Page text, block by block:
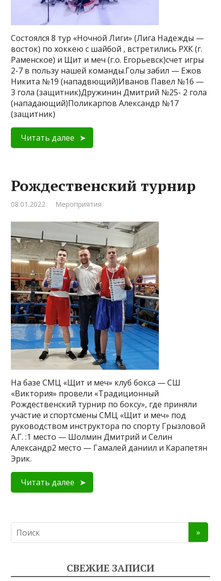
Состоялся 8 тур «Ночной Лиги» (Лига Надежды —
восток) по хоккею с шайбой , встретились РХК (г.
Раменское) и Щит и меч (г.о. Егорьевск)счет игры
2-7 в пользу нашей команды.Голы забил — Ежов
Никита №19 (нападвющий)Иванов Павел №16 —
3 гола (защитник)Дружинин Дмитрий №25- 2 гола
(нападающий)Поликарпов Александр №17
(защитник)
Читать далее
Рождественский турнир
08.01.2022 Мероприятия
На базе СМЦ «Щит и меч» клуб бокса — СШ
«Виктория» провели «Традиционный
Рождественский турнир по боксу», где приняли
участие и спортсмены СМЦ «Щит и меч» под
руководством инструктора по спорту Грызловой
А.Г. :1 место — Шолмин Дмитрий и Селин
Александр2 место — Гамалей даниил и Карапетян
Эрик.
Читать далее
СВЕЖИЕ ЗАПИСИ